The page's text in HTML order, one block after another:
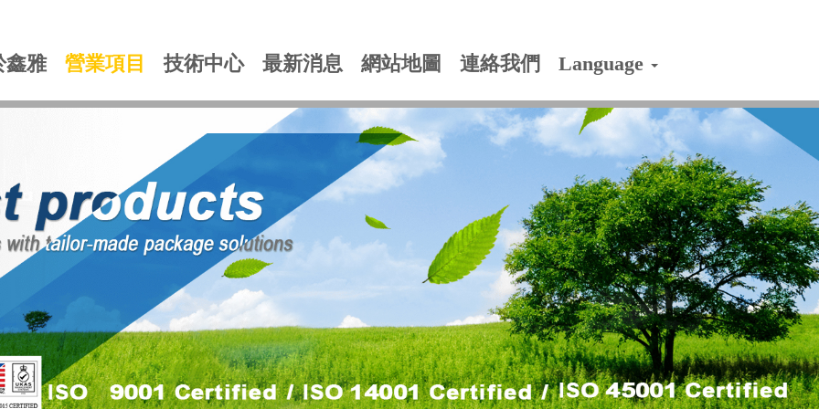
鑫雅 營業項目 技術中心 最新消息 網站地圖 連絡我們 Language